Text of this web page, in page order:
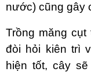
nước) cũng gây
Trồng măng
đòi hỏi kiên trì
hiện tốt, cây